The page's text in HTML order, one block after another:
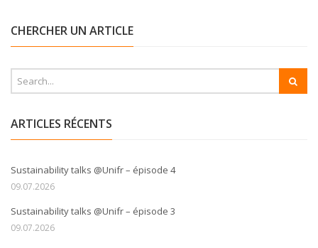
CHERCHER UN ARTICLE
ARTICLES RÉCENTS
Sustainability talks @Unifr – épisode 4
09.07.2026
Sustainability talks @Unifr – épisode 3
09.07.2026